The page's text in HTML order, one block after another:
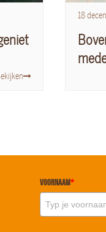
18
Voornaam*